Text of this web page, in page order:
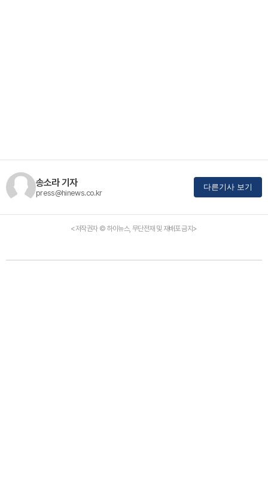
송소라 기자
press@hinews.co.kr
다른기사 보기
<저작권자 © 하이뉴스, 무단전재 및 재배포 금지>